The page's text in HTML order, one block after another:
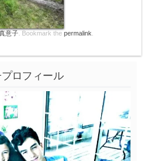
意子. Bookmark the permalink
ロフィール